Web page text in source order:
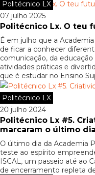
Politécnico LX
07 julho 2025
Politécnico Lx. O teu
É em julho que a
de ficar a conhecer
comunicação, da educação
atividades práticas e
que é estudar no Ensino
Politécnico LX
20 julho 2024
Politécnico Lx #5.
marcaram o último dia
O último dia da Academia
teste ao espírito
ISCAL, um passeio até ao
de encerramento repleta